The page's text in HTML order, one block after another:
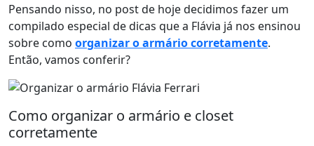
Pensando nisso, no post de hoje decidimos fazer um
compilado especial de dicas que a Flávia já nos ensinou
sobre como organizar o armário corretamente.
Então, vamos conferir?
Como organizar o armário e closet
corretamente